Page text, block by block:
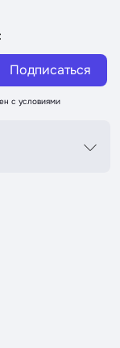
Подписаться
с условиями